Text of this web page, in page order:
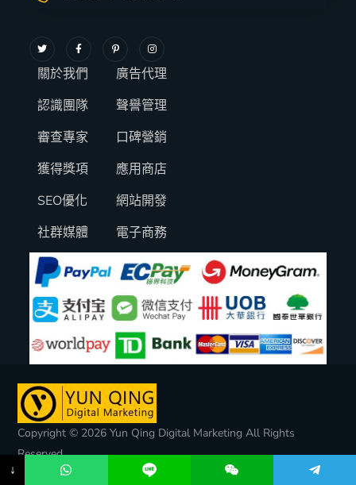
關於我們
認識團隊
審查專家
獲得獎項
SEO優化
社群媒體
廣告代理
聲譽管理
口碑營銷
應用商店
網站開發
電子商務
Copyright © 2026 Yun Qing Digital Marketing All Rights
Reserved.
↓